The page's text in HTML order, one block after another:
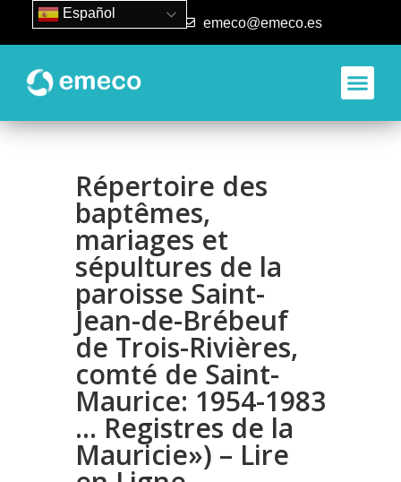
93 840 50 80 emeco@emeco.es
Répertoire des
baptêmes,
mariages et
sépultures de la
paroisse Saint-
Jean-de-Brébeuf
de Trois-Rivières,
comté de Saint-
Maurice: 1954-1983
… Registres de la
Mauricie») – Lire
Español